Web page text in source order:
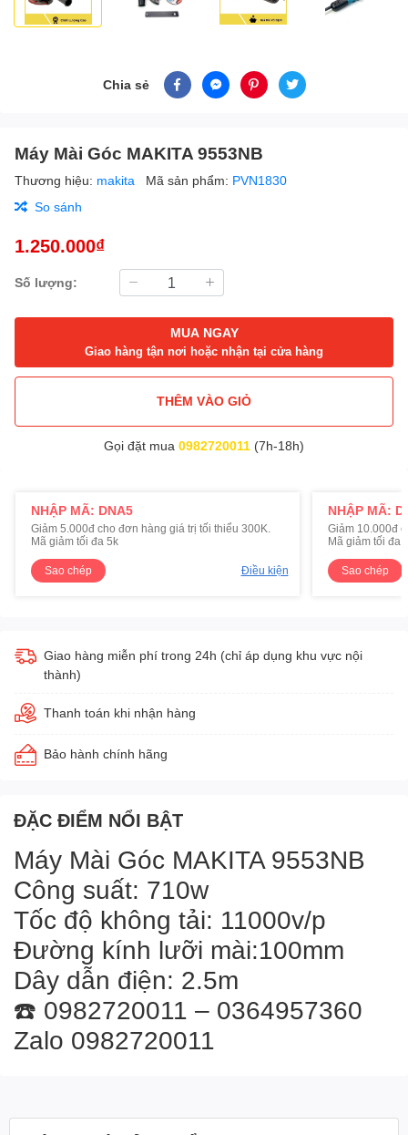
Chia sẻ
Máy Mài Góc MAKITA 9553NB
Thương hiệu: makita Mã sản phẩm: PVN1830
So sánh
1.250.000₫
Số lượng:
MUA NGAY
Giao hàng tận nơi hoặc nhận tại cửa hàng
THÊM VÀO GIỎ
Gọi đặt mua 0982720011 (7h-18h)
NHẬP MÃ: DNA5
Giảm 5.000đ cho đơn hàng giá trị tối thiểu 300K.
Mã giảm tối đa 5k
Sao chép Điều kiện
NHẬP MÃ:
Giảm 10.000đ
Mã giảm tối đa
Sao chép
Giao hàng miễn phí trong 24h (chỉ áp dụng khu vực nội
thành)
Thanh toán khi nhận hàng
Bảo hành chính hãng
ĐẶC ĐIỂM NỔI BẬT
Máy Mài Góc MAKITA 9553NB
Công suất: 710w
Tốc độ không tải: 11000v/p
Đường kính lưỡi mài:100mm
Dây dẫn điện: 2.5m
☎️ 0982720011 – 0364957360
Zalo 0982720011